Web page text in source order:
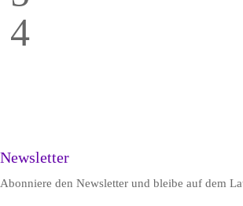
Newsletter
Abonniere den Newsletter und bleibe auf dem